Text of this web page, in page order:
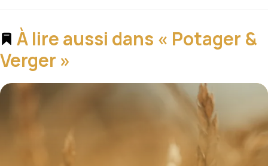
À lire aussi dans « Potager &
Verger »